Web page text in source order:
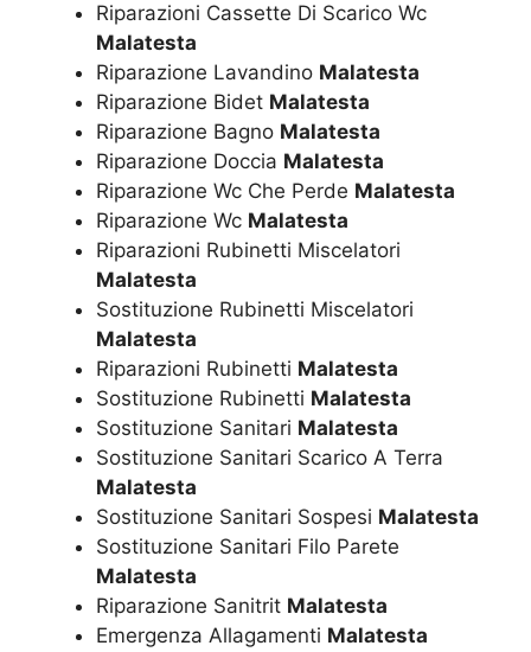
Riparazioni Cassette Di Scarico Wc
Malatesta
Riparazione Lavandino Malatesta
Riparazione Bidet Malatesta
Riparazione Bagno Malatesta
Riparazione Doccia Malatesta
Riparazione Wc Che Perde Malatesta
Riparazione Wc Malatesta
Riparazioni Rubinetti Miscelatori
Malatesta
Sostituzione Rubinetti Miscelatori
Malatesta
Riparazioni Rubinetti Malatesta
Sostituzione Rubinetti Malatesta
Sostituzione Sanitari Malatesta
Sostituzione Sanitari Scarico A Terra
Malatesta
Sostituzione Sanitari Sospesi Malatesta
Sostituzione Sanitari Filo Parete
Malatesta
Riparazione Sanitrit Malatesta
Emergenza Allagamenti Malatesta